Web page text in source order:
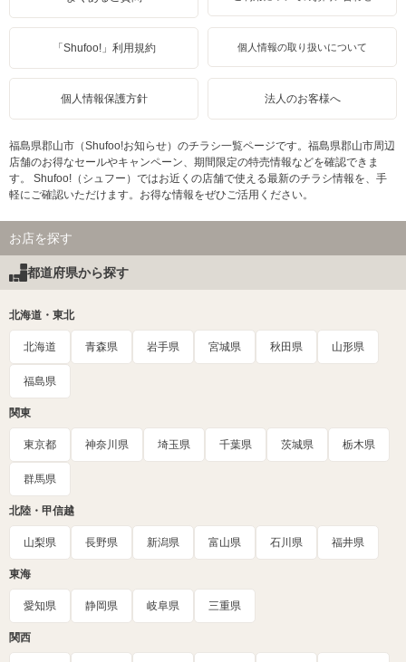
「Shufoo!」利用規約 個人情報の取り扱いについて
個人情報保護方針 法人のお客様へ
福島県郡山市（Shufoo!お知らせ）のチラシ一覧ページです。福島県郡山市周辺
店舗のお得なセールやキャンペーン、期間限定の特売情報などを確認できま
す。 Shufoo!（シュフー）ではお近くの店舗で使える最新のチラシ情報を、手
軽にご確認いただけます。お得な情報をぜひご活用ください。
お店を探す
都道府県から探す
北海道・東北
北海道 青森県 岩手県 宮城県 秋田県 山形県
福島県
関東
東京都 神奈川県 埼玉県 千葉県 茨城県 栃木県
群馬県
北陸・甲信越
山梨県 長野県 新潟県 富山県 石川県 福井県
東海
愛知県 静岡県 岐阜県 三重県
関西